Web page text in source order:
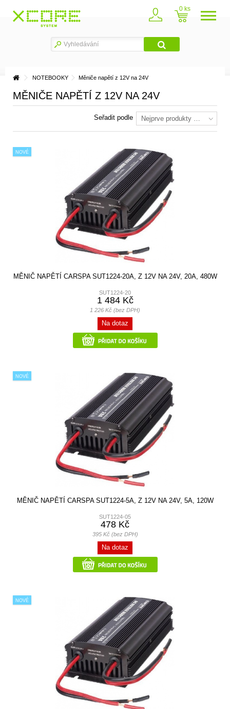
0
NOTEBOOKY Měniče napětí z 12V na 24V
MĚNIČE NAPĚTÍ Z 12V NA 24V
Seřadit podle Nejprve produkty skladem
NOVÉ
MĚNIČ NAPĚTÍ CARSPA SUT1224-20A, Z 12V NA 24V, 20A, 480W
SUT1224-20
1 484 Kč
1 226 Kč (bez DPH)
Na dotaz
NOVÉ
MĚNIČ NAPĚTÍ CARSPA SUT1224-5A, Z 12V NA 24V, 5A, 120W
SUT1224-05
478 Kč
395 Kč (bez DPH)
Na dotaz
NOVÉ